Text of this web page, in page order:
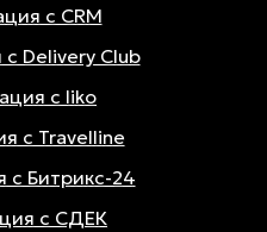
с CRM
Delivery Club
с Iiko
с Travelline
с Битрикс-24
с СДЕК